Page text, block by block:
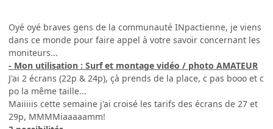
Oyé oyé braves gens de la communauté INpactienne, je viens
dans ce monde pour faire appel à votre savoir concernant les
moniteurs...
- Mon utilisation : Surf et montage vidéo / photo AMATEUR
J'ai 2 écrans (22p & 24p), çà prends de la place, c pas booo et c
po la même taille...
Maiiiiis cette semaine j'ai croisé les tarifs des écrans de 27 et
29p, MMMMiaaaaamm!